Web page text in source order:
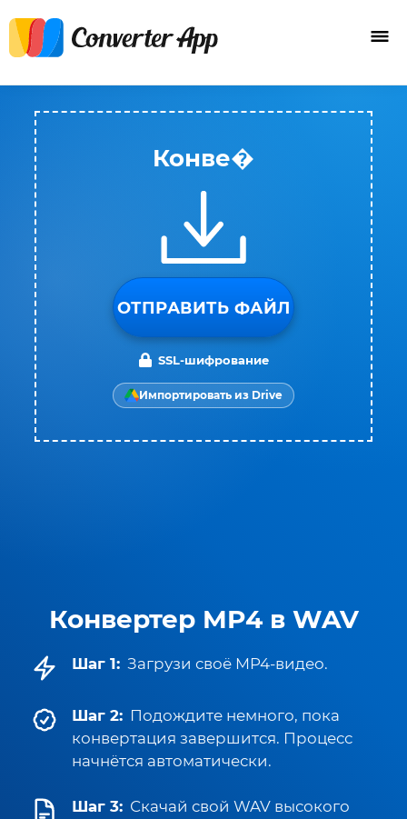
Конвертер MP4 в WAV
Шаг 1: Загрузи своё MP4-видео.
Шаг 2: Подождите немного, пока
конвертация завершится. Процесс
начнётся автоматически.
Шаг 3: Скачай свой WAV высокого
Конве�
ОТПРАВИТЬ ФАЙЛ
SSL-шифрование
Импортировать из Drive